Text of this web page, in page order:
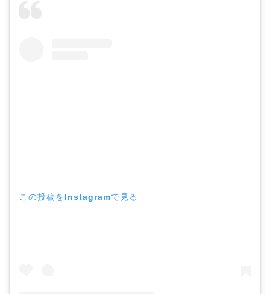
この投稿をInstagramで見る